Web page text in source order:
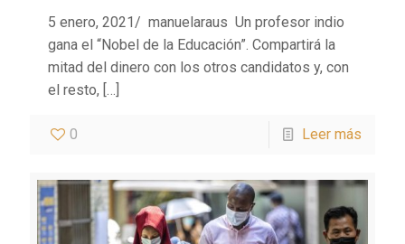
5 enero, 2021/ manuelaraus Un profesor indio
gana el “Nobel de la Educación”. Compartirá la
mitad del dinero con los otros candidatos y, con
el resto, […]
0 Leer más